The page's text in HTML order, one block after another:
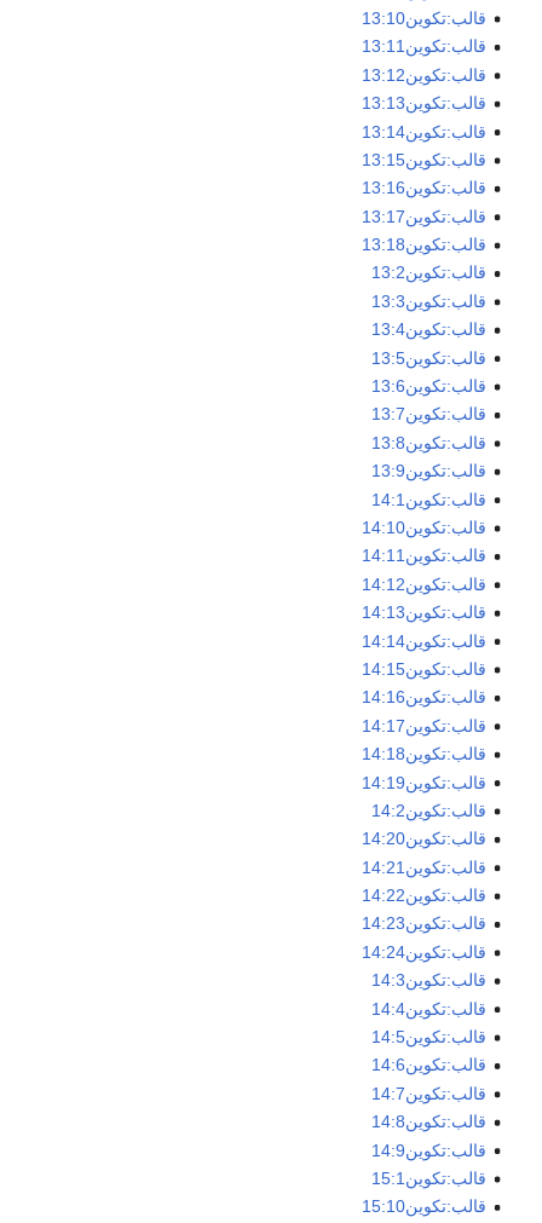
قالب:تكوين13:10
قالب:تكوين13:11
قالب:تكوين13:12
قالب:تكوين13:13
قالب:تكوين13:14
قالب:تكوين13:15
قالب:تكوين13:16
قالب:تكوين13:17
قالب:تكوين13:18
قالب:تكوين13:2
قالب:تكوين13:3
قالب:تكوين13:4
قالب:تكوين13:5
قالب:تكوين13:6
قالب:تكوين13:7
قالب:تكوين13:8
قالب:تكوين13:9
قالب:تكوين14:1
قالب:تكوين14:10
قالب:تكوين14:11
قالب:تكوين14:12
قالب:تكوين14:13
قالب:تكوين14:14
قالب:تكوين14:15
قالب:تكوين14:16
قالب:تكوين14:17
قالب:تكوين14:18
قالب:تكوين14:19
قالب:تكوين14:2
قالب:تكوين14:20
قالب:تكوين14:21
قالب:تكوين14:22
قالب:تكوين14:23
قالب:تكوين14:24
قالب:تكوين14:3
قالب:تكوين14:4
قالب:تكوين14:5
قالب:تكوين14:6
قالب:تكوين14:7
قالب:تكوين14:8
قالب:تكوين14:9
قالب:تكوين15:1
قالب:تكوين15:10